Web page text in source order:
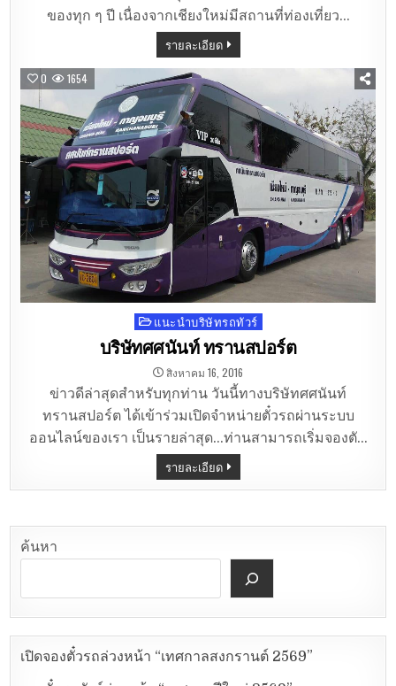
ของทุก ๆ ปี เนื่องจากเชียงใหม่มีสถานที่ท่องเที่ยว…
รายละเอียด
0 1654
Posted
in
แนะนำบริษัทรถทัวร์
บริษัทศศนันท์ ทรานสปอร์ต
สิงหาคม 16, 2016
ข่าวดีล่าสุดสำหรับทุกท่าน วันนี้ทางบริษัทศศนันท์
ทรานสปอร์ต ได้เข้าร่วมเปิดจำหน่ายตั๋วรถผ่านระบบ
ออนไลน์ของเรา เป็นรายล่าสุด…ท่านสามารถเริ่มจองตั…
รายละเอียด
ค้นหา
เปิดจองตั๋วรถล่วงหน้า “เทศกาลสงกรานต์ 2569”